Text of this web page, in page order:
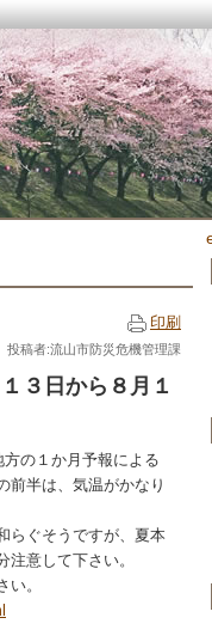
印刷
稿者:流山市防災危機管理課
３日から８月１
の１か月予報による
前半は、気温がかなり
らぐそうですが、夏本
意して下さい。
。